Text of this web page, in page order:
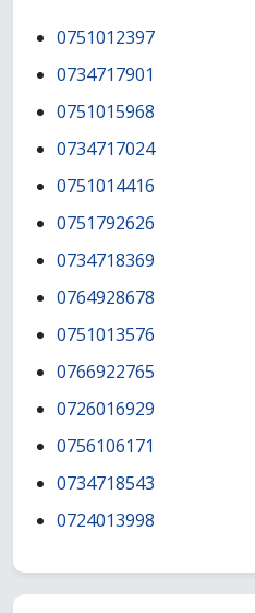
0751012397
0734717901
0751015968
0734717024
0751014416
0751792626
0734718369
0764928678
0751013576
0766922765
0726016929
0756106171
0734718543
0724013998